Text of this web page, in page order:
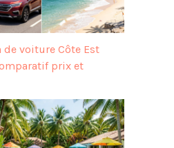
de voiture Côte Est
prix et